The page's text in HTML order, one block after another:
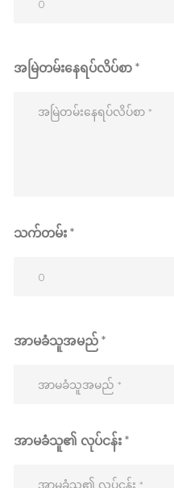
အမြဲတမ်းနေရပ်လိပ်စာ *
သက်တမ်း *
အာမခံသူအမည် *
အာမခံသူ၏ လုပ်ငန်း *